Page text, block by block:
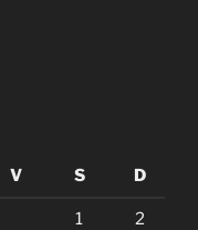
V S D
1 2